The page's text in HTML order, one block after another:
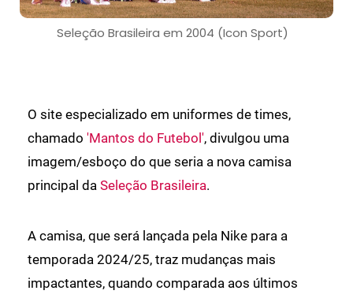
Seleção Brasileira em 2004 (Icon Sport)
O site especializado em uniformes de times,
chamado 'Mantos do Futebol', divulgou uma
imagem/esboço do que seria a nova camisa
principal da Seleção Brasileira.
A camisa, que será lançada pela Nike para a
temporada 2024/25, traz mudanças mais
impactantes, quando comparada aos últimos